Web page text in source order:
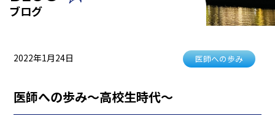
ブログ
2022年1月24日 医師への歩み
医師への歩み〜高校生時代〜